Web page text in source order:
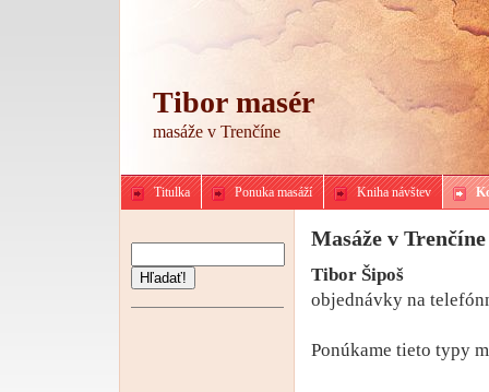
Tibor masér
masáže v Trenčíne
Titulka Ponuka masáží Kniha návštev
Hľadať!
Masáže v
Tibor Šipoš
objednávky na
Ponúkame tieto typy